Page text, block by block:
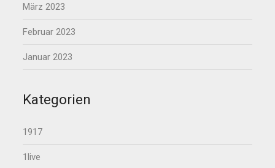
März 2023
Februar 2023
Januar 2023
Kategorien
1917
1live